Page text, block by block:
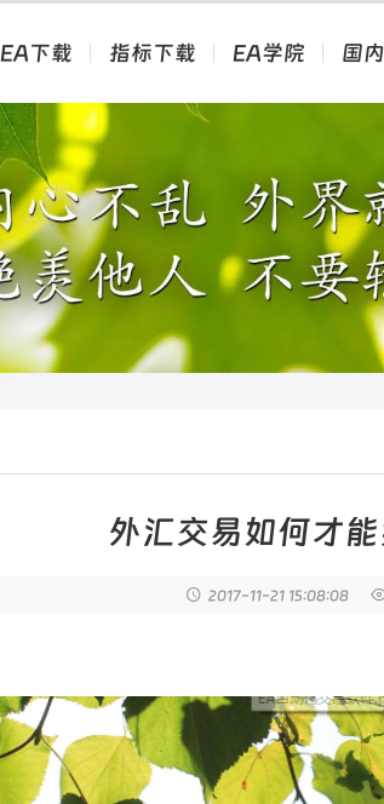
EA下载 指标下载 EA学院 国
外汇交易如何才
2017-11-21 15:08:08